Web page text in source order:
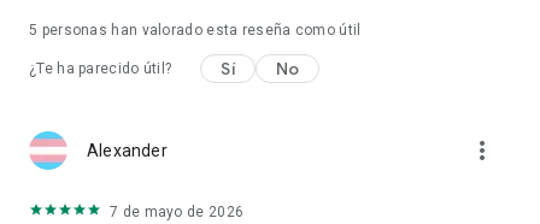
5 personas han valorado esta reseña como útil
¿Te ha parecido útil? Sí No
Alexander more_vert
7 de mayo de 2026